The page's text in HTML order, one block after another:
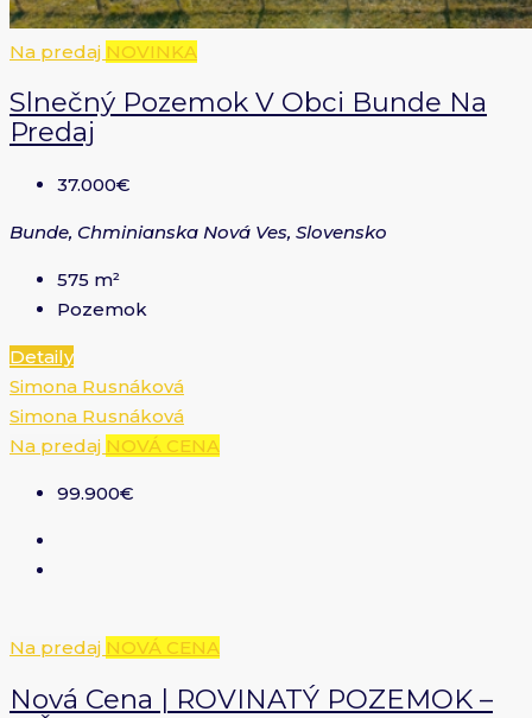
Na predaj NOVINKA
Slnečný Pozemok V Obci Bunde Na
Predaj
37.000€
Bunde, Chminianska Nová Ves, Slovensko
575 m²
Pozemok
Detaily
Simona Rusnáková
Simona Rusnáková
Na predaj NOVÁ CENA
99.900€
Na predaj NOVÁ CENA
Nová Cena | ROVINATÝ POZEMOK –